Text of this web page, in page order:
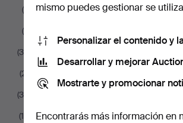
(6)
(9)
(35)
(21)
(35)
(18)
mismo puedes gestionar se
Personalizar el contenido y
Desarrollar y mejorar
Mostrarte y promocionar
Encontrarás más información en